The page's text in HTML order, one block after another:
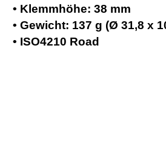
• Klemmhöhe: 38 mm
• Gewicht: 137 g (Ø 31,8 x
• ISO4210 Road